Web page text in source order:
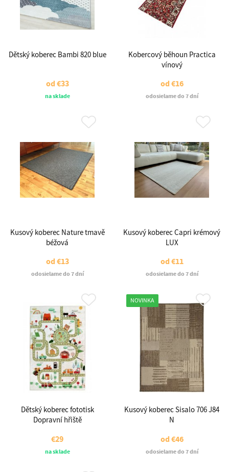
Dětský koberec Bambi 820 blue
od€33
na sklade
Kobercový běhoun Practica
vínový
od€16
odosielame do 7 dní
Kusový koberec Nature tmavě
béžová
od€13
odosielame do 7 dní
Kusový koberec Capri krémový
LUX
od€11
odosielame do 7 dní
Dětský koberec fototisk
Dopravní hřiště
€29
na sklade
NOVINKA
Kusový koberec Sisalo 706 J84
N
od€46
odosielame do 7 dní